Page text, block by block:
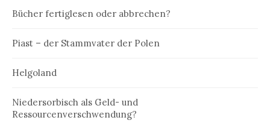
Bücher fertiglesen oder abbrechen?
Piast – der Stammvater der Polen
Helgoland
Niedersorbisch als Geld- und
Ressourcenverschwendung?